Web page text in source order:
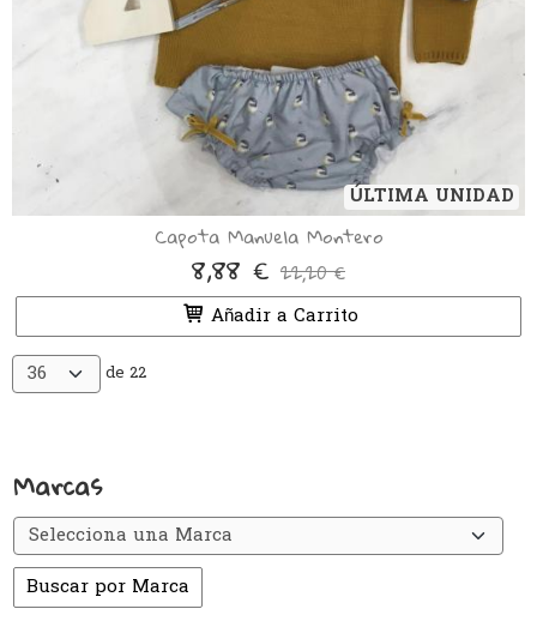
Marcas
ÚLTIMA UNIDAD
Capota Manuela Montero
8,88 € 22,20 €
Añadir a Carrito
de 22